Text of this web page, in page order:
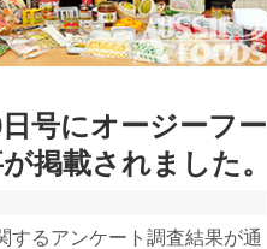
日号にオージーフー
掲載されました。
するアンケート調査結果が通